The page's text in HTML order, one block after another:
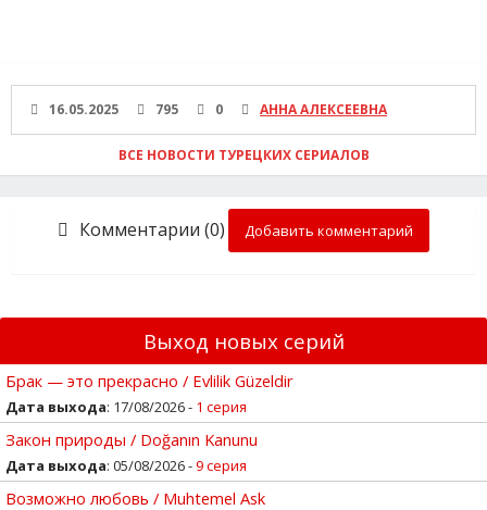
16.05.2025 795 0 АННА АЛЕКСЕЕВНА
ВСЕ НОВОСТИ ТУРЕЦКИХ СЕРИАЛОВ
Комментарии (0) Добавить комментарий
Выход новых серий
Брак — это прекрасно / Evlilik Güzeldir
Дата выхода: 17/08/2026 - 1 серия
Закон природы / Doğanın Kanunu
Дата выхода: 05/08/2026 -9 серия
Возможно любовь / Muhtemel Ask